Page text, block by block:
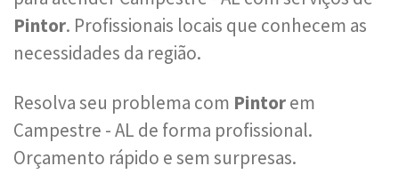
Pintor. Profissionais locais que conhecem as
necessidades da região.
Resolva seu problema com Pintorem
Campestre - AL de forma profissional.
Orçamento rápido e sem surpresas.